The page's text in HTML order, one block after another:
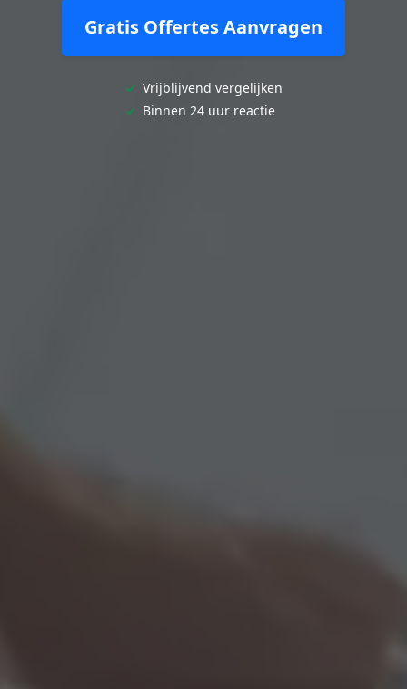
Gratis Offertes Aanvragen
✓ Vrijblijvend vergelijken
✓ Binnen 24 uur reactie